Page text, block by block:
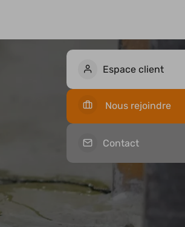
Espace client
Nous rejoindre
Contact